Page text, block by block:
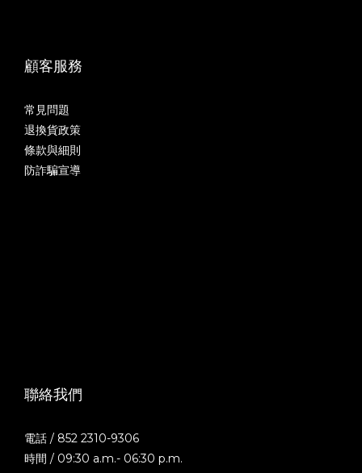
顧客服務
常見問題
退換貨政策
條款與細則
防詐騙宣導
聯絡我們
電話 / 852 2310-9306
時間 / 09:30 a.m.- 06:30 p.m.